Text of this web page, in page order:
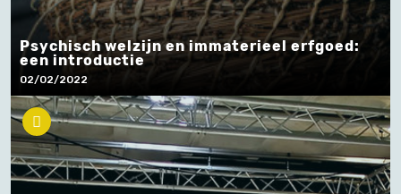
Psychisch welzijn en immaterieel erfgoed:
een introductie
02/02/2022